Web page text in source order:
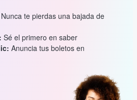
Nunca te pierdas una bajada de
Sé el primero en saber
Anuncia tus boletos en